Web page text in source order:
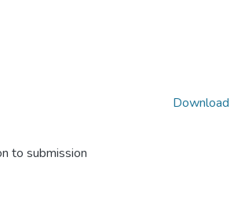
to submission
Download